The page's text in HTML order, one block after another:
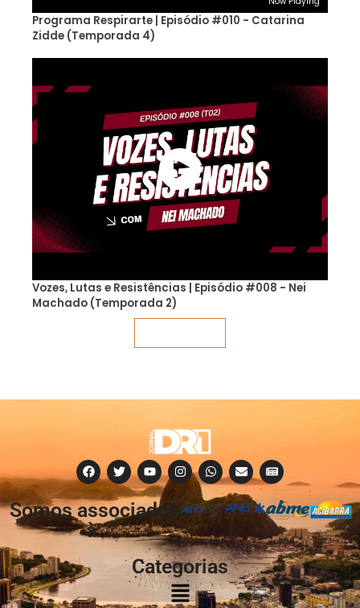
Programa Respirarte | Episódio #010 - Catarina
Zidde (Temporada 4)
Vozes, Lutas e Resistências | Episódio #008 - Nei
Machado (Temporada 2)
Somos associados
à:
Categorias